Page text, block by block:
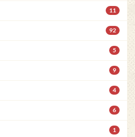
11
92
5
9
4
6
1